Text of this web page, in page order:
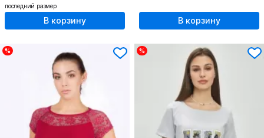
последний размер
В корзину В корзину
% %